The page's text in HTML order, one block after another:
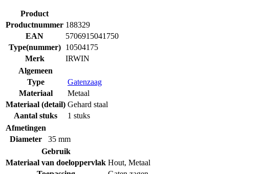
Product
Productnummer 188329
EAN
5706915041750
Type(nummer)
10504175
Merk
IRWIN
Algemeen
Type
Gatenzaag
Materiaal
Metaal
Materiaal (detail) Gehard staal
Aantal stuks
1 stuks
Afmetingen
Diameter
35 mm
Gebruik
Materiaal van doeloppervlak Hout, Metaal